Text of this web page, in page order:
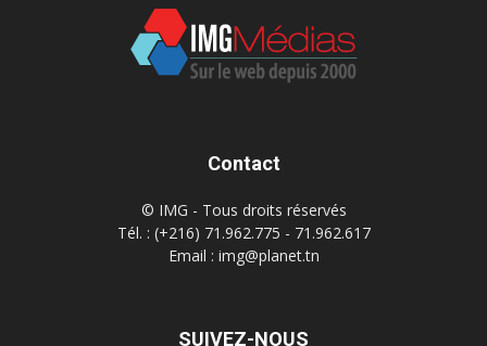
Contact
© IMG - Tous droits réservés
Tél. : (+216) 71.962.775 - 71.962.617
Email : img@planet.tn
SUIVEZ-NOUS